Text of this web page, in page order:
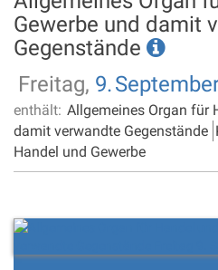
Gewerbe und damit
Gegenstände
Freitag, 9.
enthält: Allgemeines Organ für
damit verwandte Gegenstände
Handel und Gewerbe